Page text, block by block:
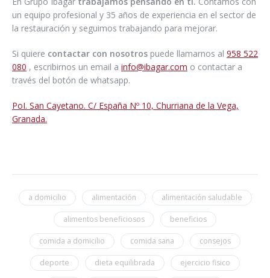
un equipo profesional y 35 años de experiencia en el sector de
la restauración y seguimos trabajando para mejorar.
Si quiere contactar con nosotros puede llamarnos al 958 522
080 , escribirnos un email a info@ibagar.com o contactar a
través del botón de whatsapp.
PoI. San Cayetano. C/ España Nº 10, Churriana de la Vega,
Granada.
a domicilio alimentación alimentación saludable
alimentos beneficiosos beneficios
comida a domicilio comida sana consejos
deporte dieta equilibrada ejercicio fisico